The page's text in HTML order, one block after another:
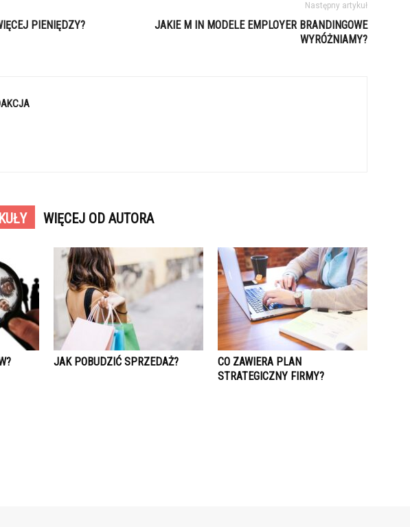
PIENIĘDZY?
Następny artykuł
JAKIE M IN MODELE EMPLOYER BRANDINGOWE
WYRÓŻNIAMY?
WIĘCEJ OD AUTORA
JAK POBUDZIĆ SPRZEDAŻ?
CO ZAWIERA PLAN
STRATEGICZNY FIRMY?